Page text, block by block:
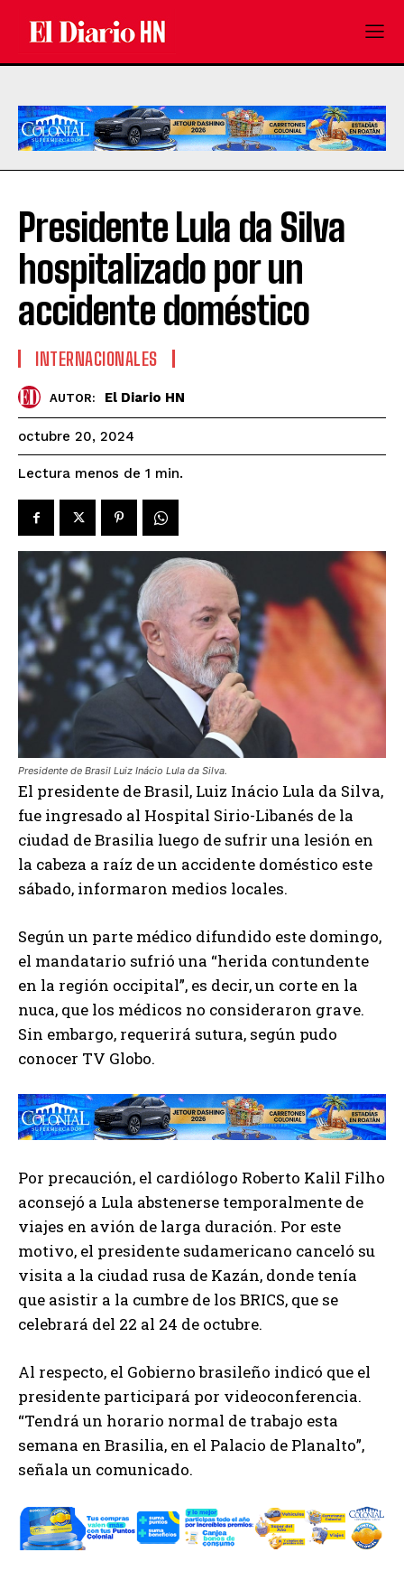
Presidente Lula da Silva
hospitalizado por un
accidente doméstico
INTERNACIONALES
AUTOR: El Diario HN
octubre 20, 2024
Lectura menos de 1 min.
Presidente de Brasil Luiz Inácio Lula da Silva.
El presidente de Brasil, Luiz Inácio Lula da Silva,
fue ingresado al Hospital Sirio-Libanés de la
ciudad de Brasilia luego de sufrir una lesión en
la cabeza a raíz de un accidente doméstico este
sábado, informaron medios locales.
Según un parte médico difundido este domingo,
el mandatario sufrió una “herida contundente
en la región occipital”, es decir, un corte en la
nuca, que los médicos no consideraron grave.
Sin embargo, requerirá sutura, según pudo
conocer TV Globo.
Por precaución, el cardiólogo Roberto Kalil Filho
aconsejó a Lula abstenerse temporalmente de
viajes en avión de larga duración. Por este
motivo, el presidente sudamericano canceló su
visita a la ciudad rusa de Kazán, donde tenía
que asistir a la cumbre de los BRICS, que se
celebrará del 22 al 24 de octubre.
Al respecto, el Gobierno brasileño indicó que el
presidente participará por videoconferencia.
“Tendrá un horario normal de trabajo esta
semana en Brasilia, en el Palacio de Planalto”,
señala un comunicado.